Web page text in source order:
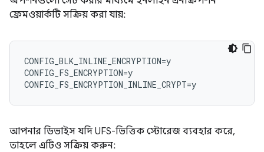
ফ্রেমওয়ার্কটি সক্রিয় করা যায়:
CONFIG_BLK_INLINE_ENCRYPTION=y
CONFIG_FS_ENCRYPTION=y
আপনার ডিভাইস যদি UFS-ভিত্তিক স্টোরেজ ব্যবহার করে,
তাহলে এটিও সক্রিয় করুন: